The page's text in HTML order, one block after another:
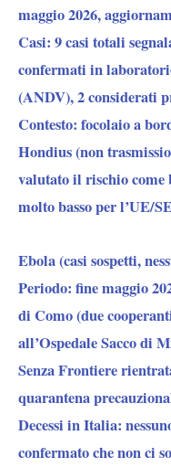
maggio 2026,
Casi: 9 casi totali
confermati in
(ANDV), 2 considerati
Contesto: focolaio a
Hondius (non
valutato il rischio come
molto basso per l’UE/
Ebola (casi sospetti,
Periodo: fine maggio
di Como (due
all’Ospedale Sacco di
Senza Frontiere
quarantena
Decessi in Italia:
confermato che non ci